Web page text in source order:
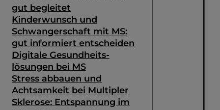
gut begleitet
Kinderwunsch und
Schwangerschaft mit MS:
gut informiert entscheiden
Digitale Gesundheits­
lösungen bei MS
Stress abbauen und
Achtsamkeit bei Multipler
Sklerose: Entspannung im